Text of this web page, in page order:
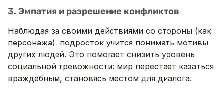
3. Эмпатия и разрешение конфликтов
Наблюдая за своими действиями со стороны (как
персонажа), подросток учится понимать мотивы
других людей. Это помогает снизить уровень
социальной тревожности: мир перестает казаться
враждебным, становясь местом для диалога.